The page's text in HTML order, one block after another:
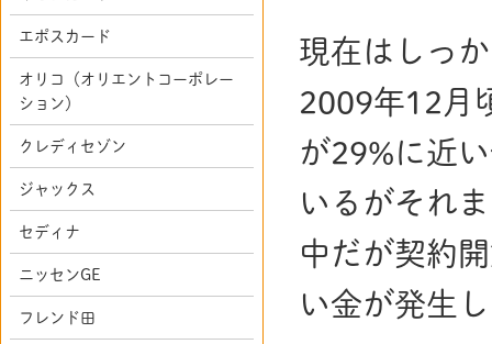
現在はしっ
2009年12月
が29%に近
いるがそれ
中だが契約
い金が発生
エポスカード
オリコ（オリエントコーポレー
ション）
クレディセゾン
ジャックス
セディナ
ニッセンGE
フレンド田